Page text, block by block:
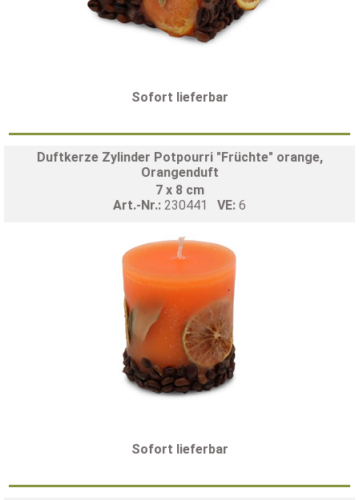
Sofort lieferbar
Duftkerze Zylinder Potpourri "Früchte" orange,
Orangenduft
7 x 8 cm
Art.-Nr.: 230441 VE: 6
Sofort lieferbar